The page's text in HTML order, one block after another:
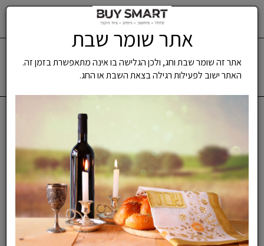
טלפון סלולרי Apple iPhone 13 128GB אפל תצוגה
משלוח מהיר
0503142914
עד -7 ימי עסקים
טלפון סלולרי Apple iPhone
13 128GB אפל תצוגה
אתר שומר שבת
אתר זה שומר שבת וחג, ולכן הגלישה בו אינה מתאפשרת בזמן זה.
האתר ישוב לפעילות רגילה בצאת השבת או החג.